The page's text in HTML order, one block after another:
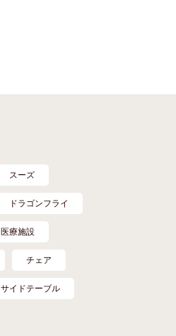
スーズ
ドラゴンフライ
医療施設
チェア
サイドテーブル